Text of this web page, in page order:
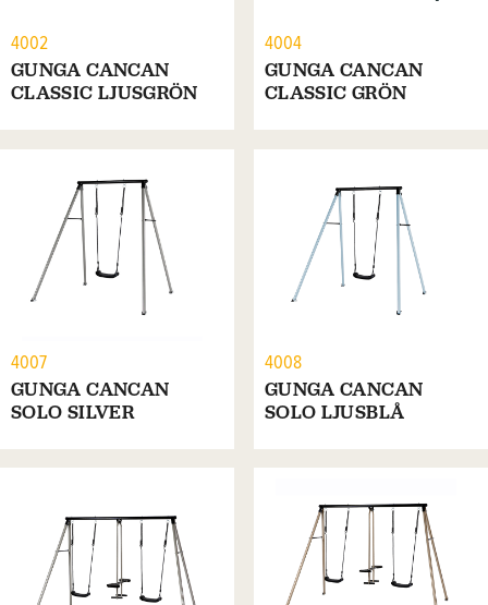
4002
GUNGA CANCAN
CLASSIC LJUSGRÖN
4004
GUNGA CANCAN
CLASSIC GRÖN
4007
GUNGA CANCAN
SOLO SILVER
4008
GUNGA CANCAN
SOLO LJUSBLÅ